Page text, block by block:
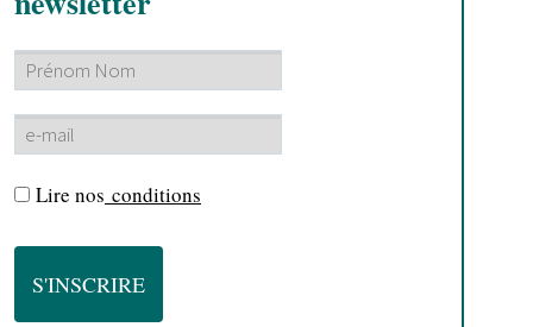
Lire nos conditions